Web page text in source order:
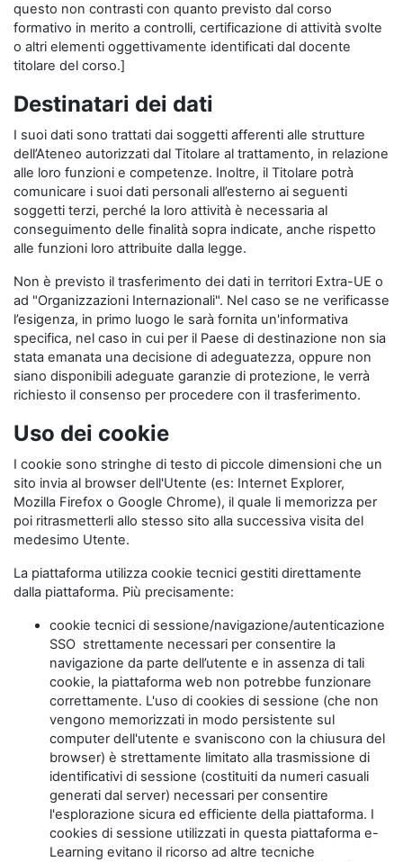
questo non contrasti con quanto previsto dal corso
formativo in merito a controlli, certificazione di attività svolte
o altri elementi oggettivamente identificati dal docente
titolare del corso.]
Destinatari dei dati
I suoi dati sono trattati dai soggetti afferenti alle strutture
dell’Ateneo autorizzati dal Titolare al trattamento, in relazione
alle loro funzioni e competenze. Inoltre, il Titolare potrà
comunicare i suoi dati personali all’esterno ai seguenti
soggetti terzi, perché la loro attività è necessaria al
conseguimento delle finalità sopra indicate, anche rispetto
alle funzioni loro attribuite dalla legge.
Non è previsto il trasferimento dei dati in territori Extra-UE o
ad "Organizzazioni Internazionali". Nel caso se ne verificasse
l’esigenza, in primo luogo le sarà fornita un'informativa
specifica, nel caso in cui per il Paese di destinazione non sia
stata emanata una decisione di adeguatezza, oppure non
siano disponibili adeguate garanzie di protezione, le verrà
richiesto il consenso per procedere con il trasferimento.
Uso dei cookie
I cookie sono stringhe di testo di piccole dimensioni che un
sito invia al browser dell'Utente (es: Internet Explorer,
Mozilla Firefox o Google Chrome), il quale li memorizza per
poi ritrasmetterli allo stesso sito alla successiva visita del
medesimo Utente.
La piattaforma utilizza cookie tecnici gestiti direttamente
dalla piattaforma. Più precisamente:
cookie tecnici di sessione/navigazione/autenticazione
SSO strettamente necessari per consentire la
navigazione da parte dell’utente e in assenza di tali
cookie, la piattaforma web non potrebbe funzionare
correttamente. L'uso di cookies di sessione (che non
vengono memorizzati in modo persistente sul
computer dell'utente e svaniscono con la chiusura del
browser) è strettamente limitato alla trasmissione di
identificativi di sessione (costituiti da numeri casuali
generati dal server) necessari per consentire
l'esplorazione sicura ed efficiente della piattaforma. I
cookies di sessione utilizzati in questa piattaforma e-
Learning evitano il ricorso ad altre tecniche